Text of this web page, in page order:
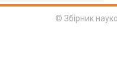
© Збірник